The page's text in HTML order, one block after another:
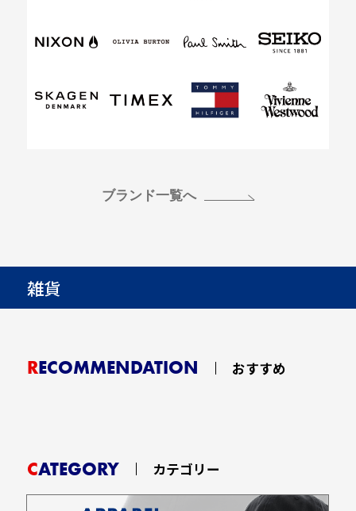
ブランド一覧へ
雑貨
RECOMMENDATION おすすめ
CATEGORY カテゴリー